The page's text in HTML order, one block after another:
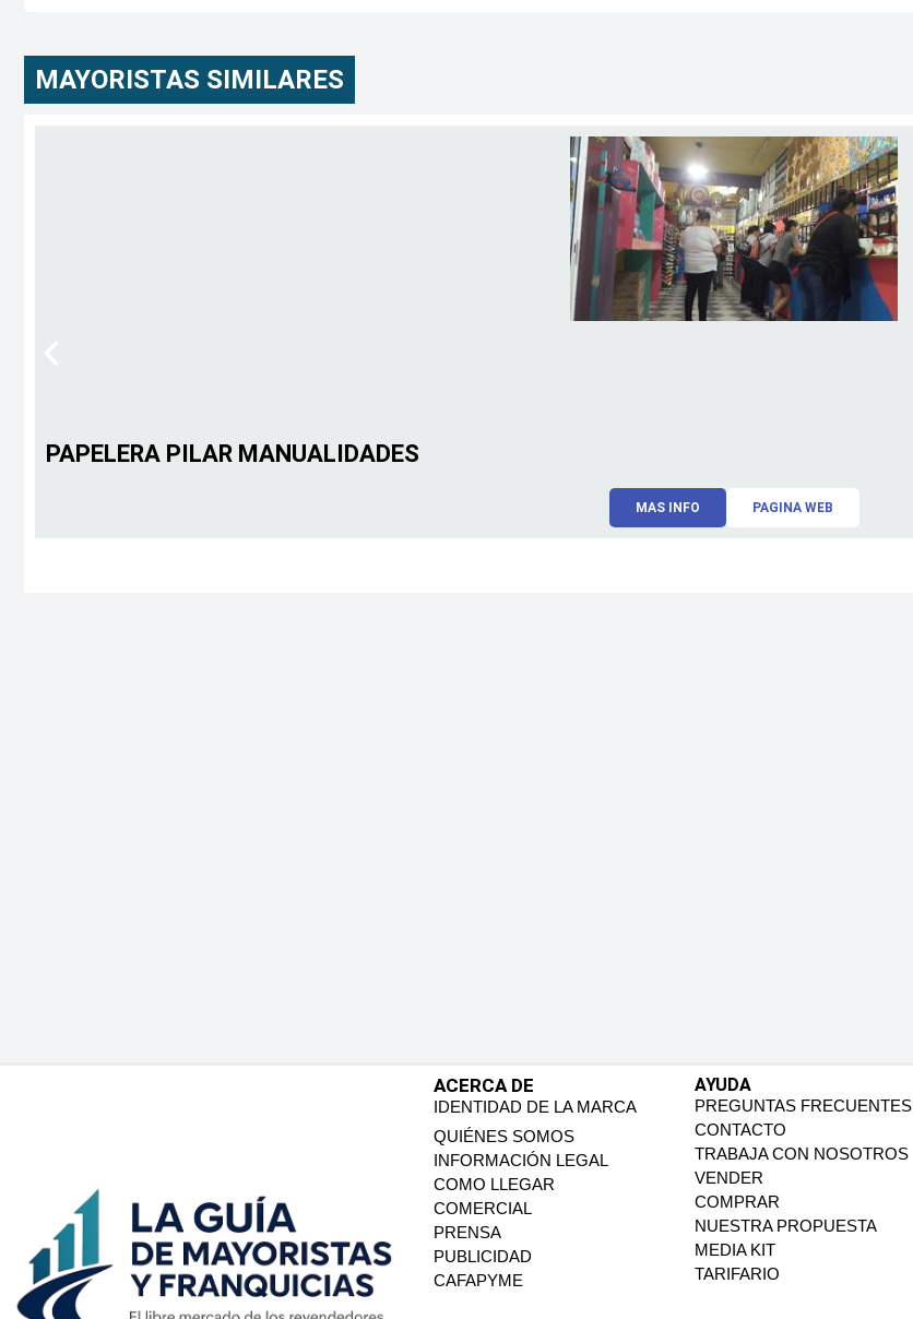
MAYORISTAS SIMILARES
PAPELERA PILAR MANUALIDADES
MAS INFO PAGINA WEB
ACERCA DE
IDENTIDAD DE LA MARCA
QUIÉNES SOMOS
INFORMACIÓN LEGAL
COMO LLEGAR
COMERCIAL
PRENSA
PUBLICIDAD
CAFAPYME
AYUDA
PREGUNTAS FRECUENTES
CONTACTO
TRABAJA CON NOSOTROS
VENDER
COMPRAR
NUESTRA PROPUESTA
MEDIA KIT
TARIFARIO